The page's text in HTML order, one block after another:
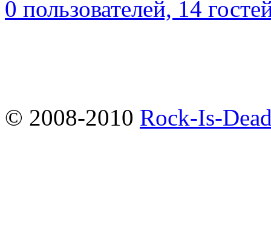
0 пользователей, 14
© 2008-2010 Rock-Is-